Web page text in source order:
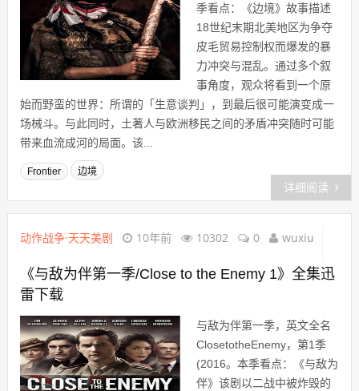
季看点：《边境》故事描述
18世纪末期北美地区为争夺
皮毛贸易控制权而爆发的暴
力冲突与混乱。通过多个叙
事角度，观众将看到一个原
始而野蛮的世界：所谓的「生意谈判」，到最后很可能演变成一
场械斗。与此同时，土著人与欧洲移民之间的矛盾冲突随时可能
带来血流成河的局面。该...
Frontier 边境
详细阅读
动作战争·天天美剧 10年前 10302 0 wuxiu
《与敌为伴第一季/Close to the Enemy 1》全集迅
雷下载
与敌为伴第一季，英文全名
ClosetotheEnemy，第1季
(2016。本季看点：《与敌为
伴》该剧以二战中被炸毁的